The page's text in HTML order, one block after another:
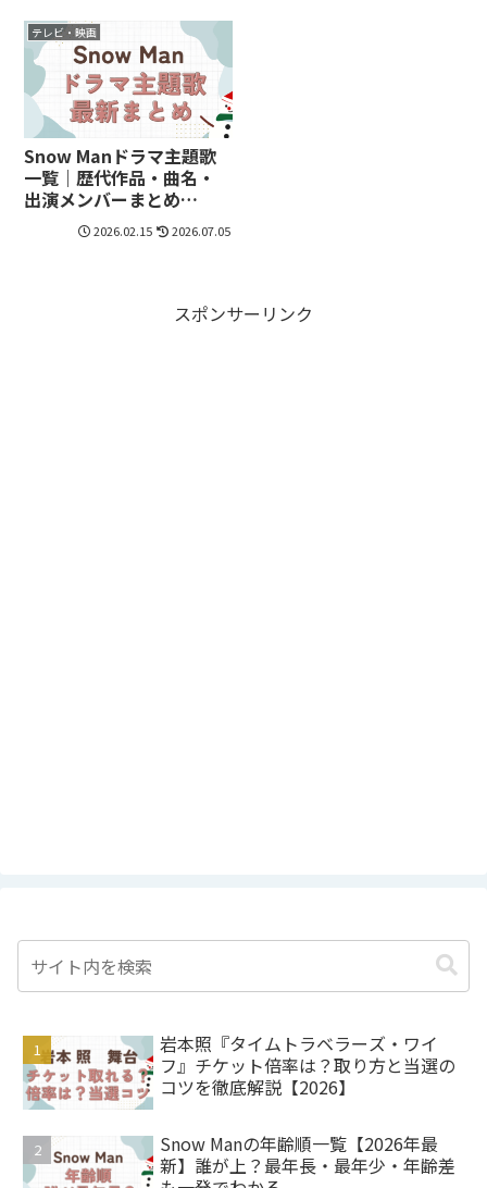
テレビ・映画
Snow Manドラマ主題歌
一覧｜歴代作品・曲名・
出演メンバーまとめ
【2026年最新】
2026.02.15 2026.07.05
スポンサーリンク
岩本照『タイムトラベラーズ・ワイ
フ』チケット倍率は？取り方と当選の
コツを徹底解説【2026】
Snow Manの年齢順一覧【2026年最
新】誰が上？最年長・最年少・年齢差